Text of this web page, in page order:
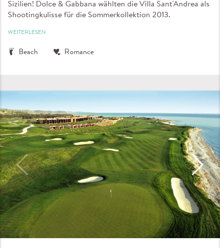
Sizilien! Dolce & Gabbana wählten die Villa Sant'Andrea als
Shootingkulisse für die Sommerkollektion 2013.
WEITERLESEN
Beach Romance